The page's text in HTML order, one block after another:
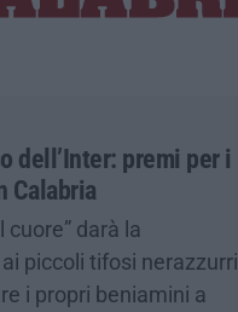
dell’Inter: premi per i
Calabria
cuore” darà la
piccoli tifosi nerazzurri
i propri beniamini a